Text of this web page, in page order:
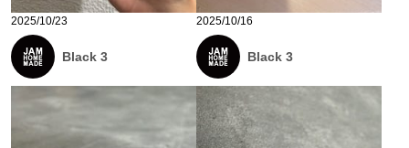
2025/10/23
Black 3
2025/10/16
Black 3